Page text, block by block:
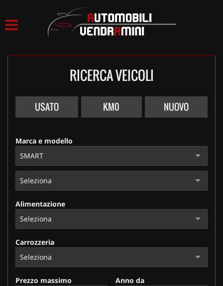
ASSISTENZA
RICERCA VEICOLI
USATO KM0 NUOVO
Marca e modello
Alimentazione
Carrozzeria
Prezzo massimo Anno da